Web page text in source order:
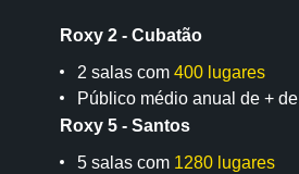
Roxy 2 - Cubatão
2 salas com 400 lugares
Público médio anual de + de
Roxy 5 - Santos
5 salas com 1280 lugares